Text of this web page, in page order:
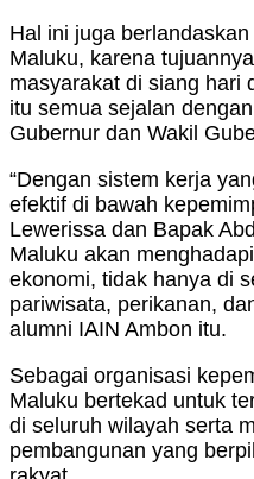
Hal ini juga
Maluku, karena
masyarakat di siang hari
itu semua sejalan
Gubernur dan Wakil
“Dengan sistem kerja
efektif di bawah
Lewerissa dan Bapak
Maluku akan
ekonomi, tidak hanya di
pariwisata, perikanan,
alumni IAIN Ambon itu.
Sebagai organisasi
Maluku bertekad untuk
di seluruh wilayah serta
pembangunan yang